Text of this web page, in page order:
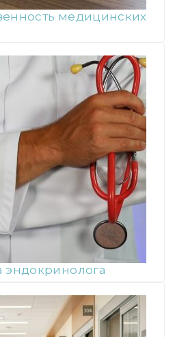
медицинских
эндокринолога